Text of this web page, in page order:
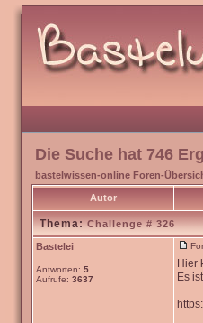
Die Suche hat 746
bastelwissen-online Foren-
Autor
Thema:Challenge # 326
Bastelei
Antworten: 5
Aufrufe: 3637
Hier
Es